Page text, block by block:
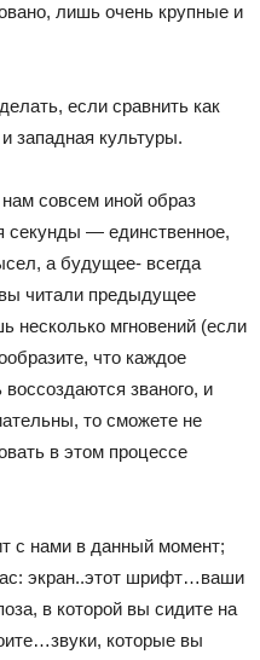
лишь очень крупные и
если сравнить как
западная культуры.
совсем иной образ
секунды — единственное,
а будущее- всегда
читали предыдущее
несколько мгновений (если
что каждое
званого, и
то сможете не
в этом процессе
с нами в данный момент;
экран..этот шрифт…ваши
в которой вы сидите на
которые вы